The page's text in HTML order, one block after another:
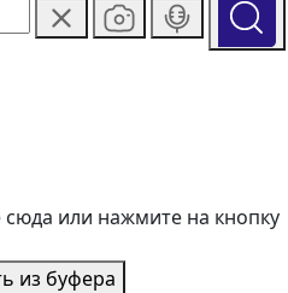
или нажмите на кнопку
из буфера